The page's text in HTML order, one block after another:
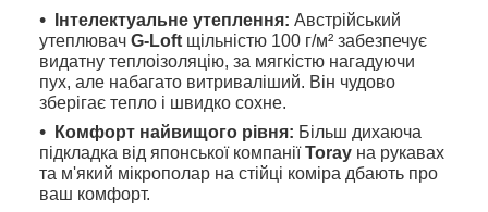
Інтелектуальне утеплення: Австрійський
утеплювач G-Loft щільністю 100 г/м² забезпечує
видатну теплоізоляцію, за мягкістю нагадуючи
пух, але набагато витриваліший. Він чудово
зберігає тепло і швидко сохне.
Комфорт найвищого рівня: Більш дихаюча
підкладка від японської компанії Toray на рукавах
та м'який мікрополар на стійці коміра дбають про
ваш комфорт.